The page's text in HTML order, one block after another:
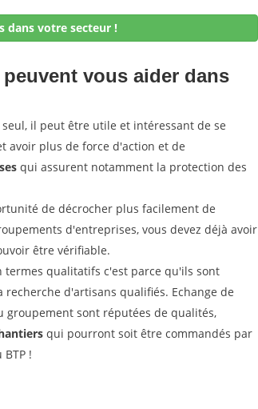
dans votre secteur !
vous aider dans
il peut être utile et intéressant de se
avoir plus de force d'action et de
qui assurent notamment la protection des
de décrocher plus facilement de
d'entreprises, vous devez déjà avoir
être vérifiable.
qualitatifs c'est parce qu'ils sont
d'artisans qualifiés. Echange de
groupement sont réputées de qualités,
qui pourront soit être commandés par
!